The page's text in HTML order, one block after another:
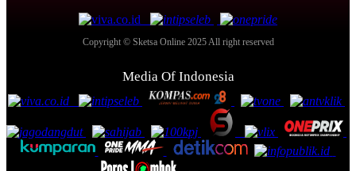
Copyright © Sketsa Online 2025 All right reserved
Media Of Indonesia